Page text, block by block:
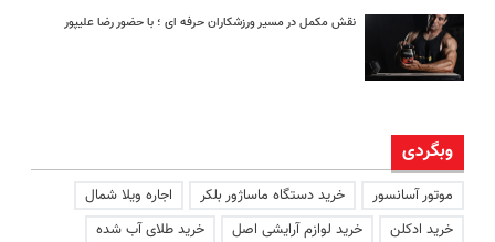
نقش مکمل در مسیر ورزشکاران حرفه ای ؛ با حضور رضا علیپور
وبگردی
موتور آسانسور خرید دستگاه ماساژور بلکر
اجاره ویلا شمال
خرید ادکلن
خرید لوازم آرایشی اصل
خرید طلای آب شده